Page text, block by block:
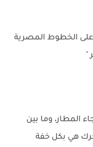
على الخطوط المصرية
"
المطار، وما بين
هي بكل خفة